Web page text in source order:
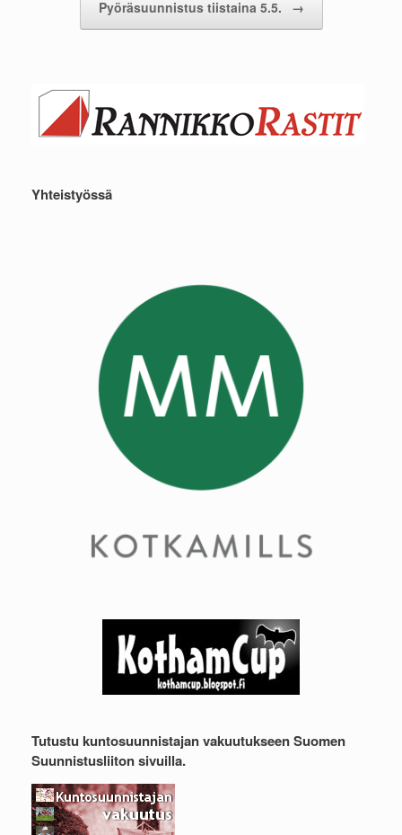
Pyöräsuunnistus tiistaina 5.5. →
Yhteistyössä
Tutustu kuntosuunnistajan vakuutukseen Suomen
Suunnistusliiton sivuilla.